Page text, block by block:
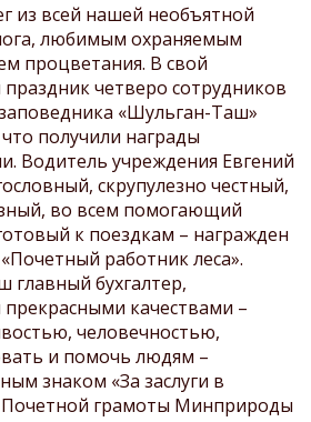
из всей нашей необъятной
любимым охраняемым
процветания. В свой
четверо сотрудников
«Шульган-Таш»
получили награды
Водитель учреждения Евгений
скрупулезно честный,
во всем помогающий
к поездкам – награжден
работник леса».
главный бухгалтер,
качествами –
человечностью,
и помочь людям –
знаком «За заслуги в
Почетной грамоты Минприроды